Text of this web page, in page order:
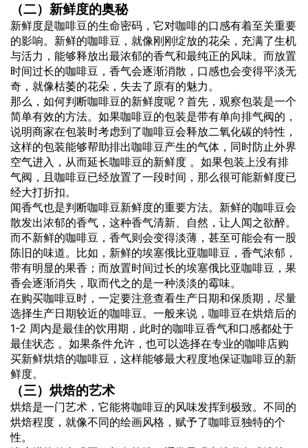
（二）新鲜度的奥秘
新鲜度是咖啡豆的生命密码，它对咖啡的口感有着至关重要
的影响。新鲜的咖啡豆，就像刚刚绽放的花朵，充满了生机
与活力，能够释放出最浓郁的香气和最纯正的风味。而放置
时间过长的咖啡豆，香气会逐渐消散，口感也会变得平淡无
奇，就像枯萎的花朵，失去了原有的魅力。
那么，如何判断咖啡豆的新鲜度呢？首先，观察包装是一个
简单有效的方法。如果咖啡豆的包装是带有单向排气阀的，
说明商家在包装时考虑到了咖啡豆会释放二氧化碳的特性，
这样的包装能够帮助排出咖啡豆产生的气体，同时防止外界
空气进入，从而延长咖啡豆的新鲜度 。如果包装上没有排
气阀，且咖啡豆已经放置了一段时间，那么很可能新鲜度已
经大打折扣。
闻香气也是判断咖啡豆新鲜度的重要方法。新鲜的咖啡豆会
散发出浓郁的香气，这种香气清新、自然，让人闻之欲醉。
而不新鲜的咖啡豆，香气则会变得淡薄，甚至可能会有一股
陈旧的味道。比如，新鲜的埃塞俄比亚咖啡豆，香气浓郁，
带有明显的果香；而放置时间过长的埃塞俄比亚咖啡豆，果
香会逐渐消失，取而代之的是一种淡淡的霉味。
在购买咖啡豆时，一定要注意查看生产日期和保质期，尽量
选择生产日期较近的咖啡豆。一般来说，咖啡豆在烘焙后的
1-2 周内是最佳的饮用期，此时的咖啡豆香气和口感都处于
最佳状态 。如果条件允许，也可以选择在专业的咖啡店购
买新鲜烘焙的咖啡豆，这样能够最大程度地保证咖啡豆的新
鲜度。
（三）烘焙的艺术
烘焙是一门艺术，它能将咖啡豆的风味发挥到极致。不同的
烘焙程度，就像不同的绘画风格，赋予了咖啡豆独特的个
性。